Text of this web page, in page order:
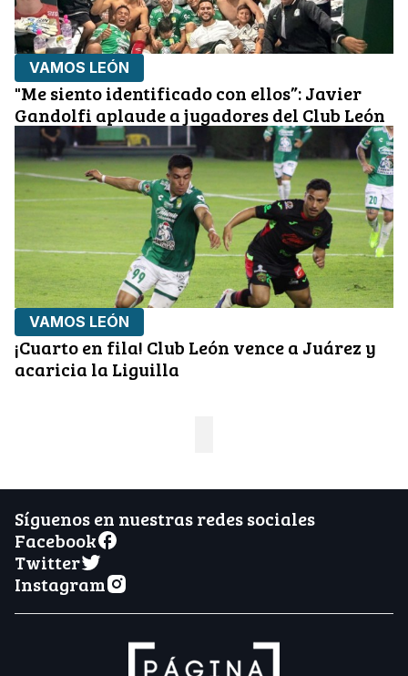
VAMOS LEÓN
"Me siento identificado con ellos”: Javier
Gandolfi aplaude a jugadores del Club León
VAMOS LEÓN
¡Cuarto en fila! Club León vence a Juárez y
acaricia la Liguilla
Síguenos en nuestras redes sociales
Facebook
Twitter
Instagram